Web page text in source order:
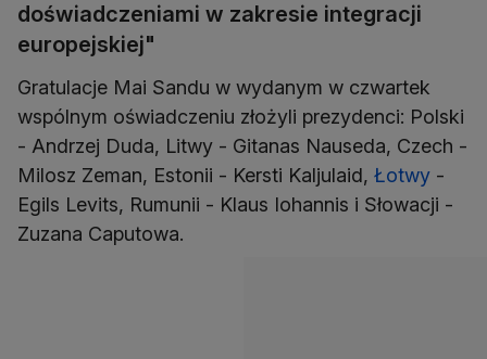
doświadczeniami w zakresie integracji
europejskiej"
Gratulacje Mai Sandu w wydanym w czwartek
wspólnym oświadczeniu złożyli prezydenci: Polski
- Andrzej Duda, Litwy - Gitanas Nauseda, Czech -
Milosz Zeman, Estonii - Kersti Kaljulaid, Łotwy -
Egils Levits, Rumunii - Klaus Iohannis i Słowacji -
Zuzana Caputowa.